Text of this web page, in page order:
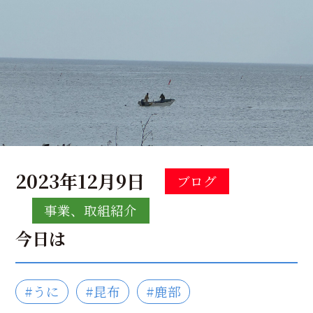
2023年12月9日
ブログ
事業、取組紹介
今日は
#うに #昆布 #鹿部